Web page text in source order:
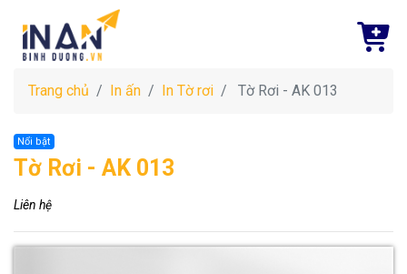
Trang chủ In ấn In Tờ rơi Tờ Rơi - AK 013
Nổi bật
Tờ Rơi - AK 013
Liên hệ